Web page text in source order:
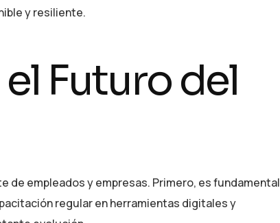
y resiliente.
Futuro del
de empleados y empresas. Primero, es fundamental
regular en herramientas digitales y